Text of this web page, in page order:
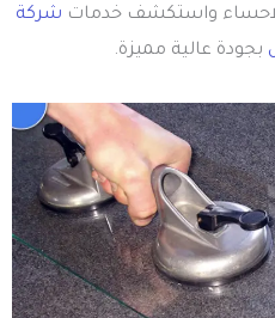
واستكشف خدمات شركة
بجودة عالية مميزة.